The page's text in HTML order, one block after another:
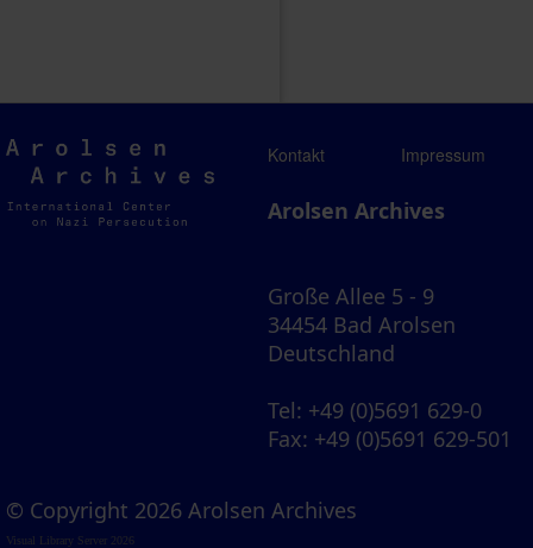
Arolsen
Archives
Kontakt Impressum
Arolsen Archives
Große Allee 5 - 9
34454 Bad Arolsen
Deutschland
Tel: +49 (0)5691 629-0
Fax: +49 (0)5691 629-501
© Copyright 2026 Arolsen Archives
Visual Library Server 2026